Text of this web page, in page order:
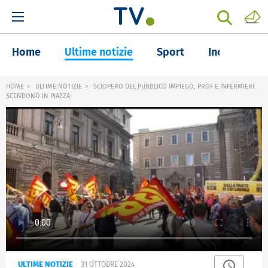
Home Ultime notizie Sport Inchieste
HOME ULTIME NOTIZIE
SCIOPERO DEL PUBBLICO IMPIEGO, PROF E INFERMIERI
SCENDONO IN PIAZZA
ULTIME NOTIZIE 31 OTTOBRE 2024